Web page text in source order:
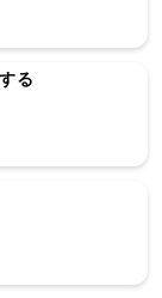
る